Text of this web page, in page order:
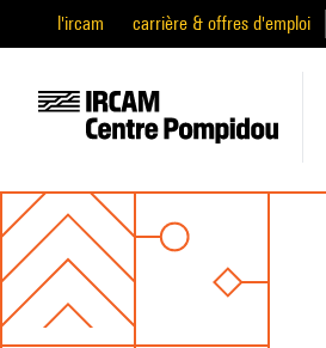
l'ircam carrière & offres d'emploi